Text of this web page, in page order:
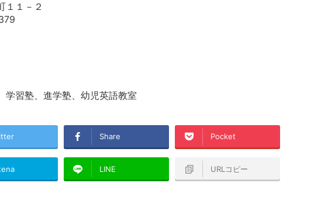
１１－２
学習塾、進学塾、幼児英語教室
Share Pocket
LINE URLコピー